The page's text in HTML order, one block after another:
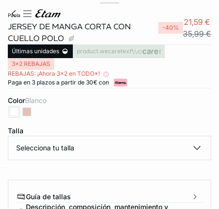
paola
JERSEY DE MANGA CORTA CON
CUELLO POLO
-40%
21,59 €
35,99 €
Últimas unidades
product.wecaretext
3x2 REBAJAS
REBAJAS: ¡Ahora 3x2 en TODO*!
Paga en 3 plazos a partir de 30€ con
Color blanco
Talla
Selecciona tu talla
Guía de tallas
Descripción, composición, mantenimiento y